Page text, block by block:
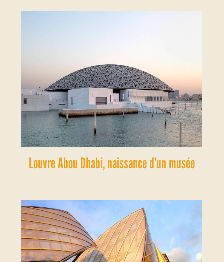
Louvre Abou Dhabi, naissance d’un musée